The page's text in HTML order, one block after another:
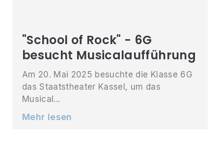
"School of Rock" - 6G
besucht Musicalaufführung
Am 20. Mai 2025 besuchte die Klasse 6G
das Staatstheater Kassel, um das
Musical...
Mehr lesen